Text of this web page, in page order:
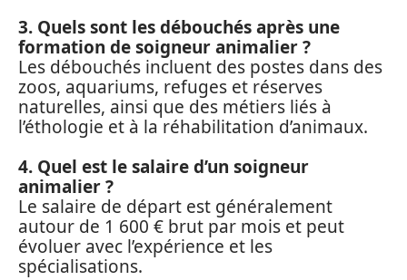
3. Quels sont les débouchés après une
formation de soigneur animalier ?
Les débouchés incluent des postes dans des
zoos, aquariums, refuges et réserves
naturelles, ainsi que des métiers liés à
l’éthologie et à la réhabilitation d’animaux.
4. Quel est le salaire d’un soigneur
animalier ?
Le salaire de départ est généralement
autour de 1 600 € brut par mois et peut
évoluer avec l’expérience et les
spécialisations.